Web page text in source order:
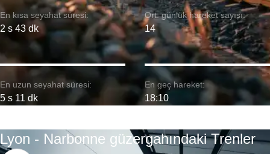
En kısa seyahat süresi:
2 s 43 dk
En uzun seyahat süresi:
5 s 11 dk
Ort. günlük hareket sayısı:
14
En geç hareket:
18:10
Lyon - Narbonne güzergahındaki Trenler